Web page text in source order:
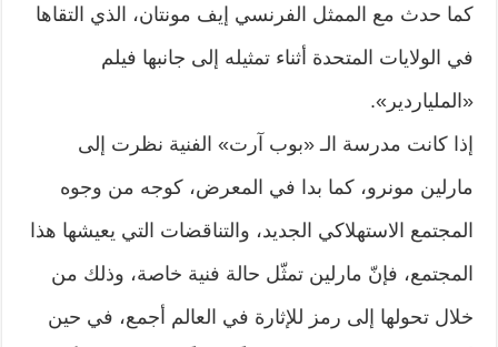
كما حدث مع الممثل الفرنسي إيف مونتان، الذي التقاها
في الولايات المتحدة أثناء تمثيله إلى جانبها فيلم
«الملياردير».
إذا كانت مدرسة الـ «بوب آرت» الفنية نظرت إلى
مارلين مونرو، كما بدا في المعرض، كوجه من وجوه
المجتمع الاستهلاكي الجديد، والتناقضات التي يعيشها هذا
المجتمع، فإنّ مارلين تمثّل حالة فنية خاصة، وذلك من
خلال تحولها إلى رمز للإثارة في العالم أجمع، في حين